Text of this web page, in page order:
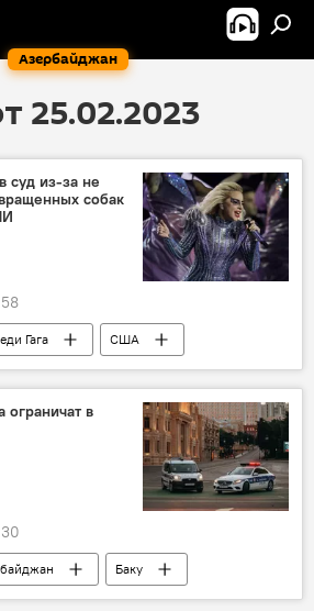
Азербайджан
25.02.2023
суд из-за не
собак
Гага
США
Иск
ограничат в
Баку